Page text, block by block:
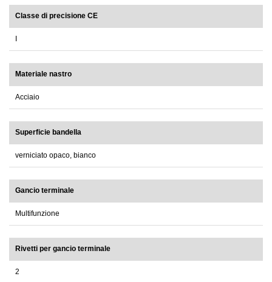
Classe di precisione CE
Materiale nastro
Acciaio
Superficie bandella
verniciato opaco, bianco
Gancio terminale
Multifunzione
Rivetti per gancio terminale
2